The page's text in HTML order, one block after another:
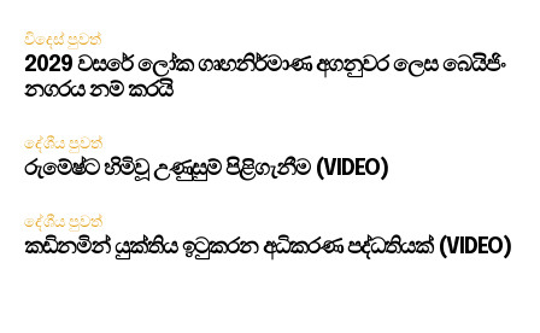
විදෙස් පුවත්
2029 වසරේ ලෝක ගෘහනිර්මාණ අගනුවර ලෙස බෙයිජිං
නගරය නම් කරයි
දේශීය පුවත්
රුමේෂ්ට හිමිවූ උණුසුම් පිළිගැනීම (VIDEO)
දේශීය පුවත්
කඩිනමින් යුක්තිය ඉටුකරන අධිකරණ පද්ධතියක් (VIDEO)